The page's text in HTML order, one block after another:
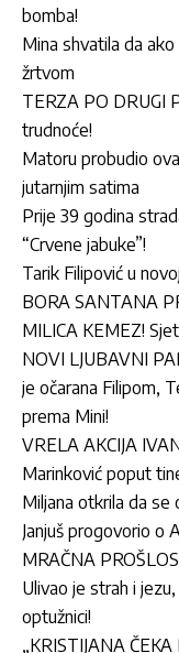
bomba!
Mina shvatila da
žrtvom
TERZA PO DRUGI
trudnoće!
Matoru probudio
jutarnjim satima
Prije 39 godina
“Crvene jabuke”!
Tarik Filipović u
BORA SANTANA
MILICA KEMEZ!
NOVI LJUBAVNI
je očarana Filipom,
prema Mini!
VRELA AKCIJA
Marinković poput
Miljana otkrila da
Janjuš progovorio o
MRAČNA
Ulivao je strah i
optužnici!
„KRISTIJANA